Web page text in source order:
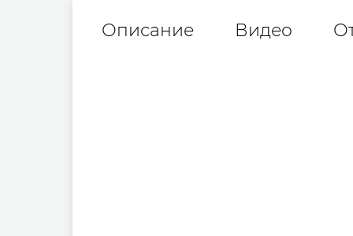
Описание Видео